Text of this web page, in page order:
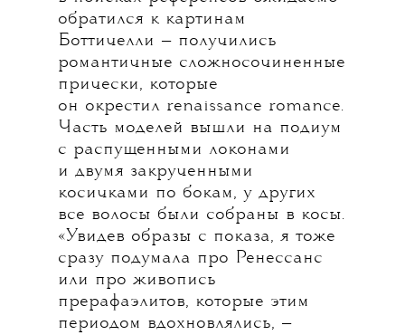
обратился к картинам
Боттичелли — получились
романтичные сложносочиненные
прически, которые
он окрестил renaissance romance.
Часть моделей вышли на подиум
с распущенными локонами
и двумя закрученными
косичками по бокам, у других
все волосы были собраны в косы.
«Увидев образы с показа, я тоже
сразу подумала про Ренессанс
или про живопись
прерафаэлитов, которые этим
периодом вдохновлялись, —